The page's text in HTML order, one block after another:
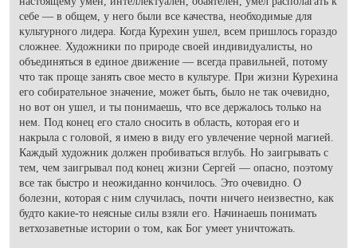
себе — в общем, у него были все качества, необходимые для
культурного лидера. Когда Курехин ушел, всем пришлось гораздо
сложнее. Художники по природе своей индивидуалисты, но
объединяться в единое движение — всегда правильней, потому
что так проще занять свое место в культуре. При жизни Курехина
его собирательное значение, может быть, было не так очевидно,
но вот он ушел, и ты понимаешь, что все держалось только на
нем. Под конец его стало сносить в область, которая его и
накрыла с головой, я имею в виду его увлечение черной магией.
Каждый художник должен пробиваться вглубь. Но заигрывать с
тем, чем заигрывал под конец жизни Сергей — опасно, поэтому
все так быстро и неожиданно кончилось. Это очевидно. О
болезни, которая с ним случилась, почти ничего неизвестно, как
будто какие-то неясные силы взяли его. Начинаешь понимать
ветхозаветные истории о том, как Бог умеет уничтожать.